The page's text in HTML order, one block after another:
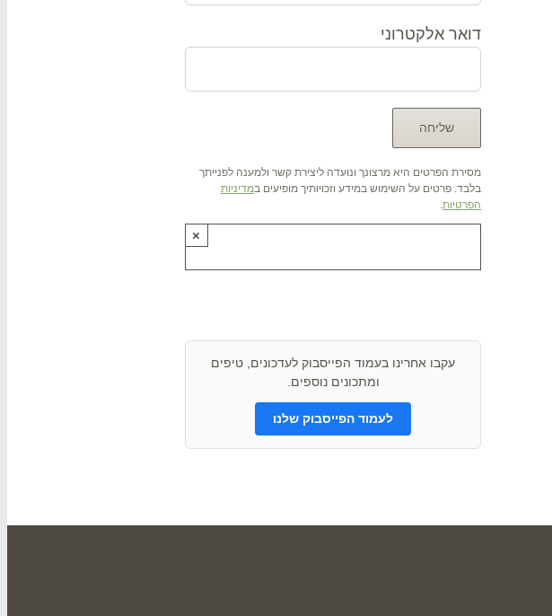
דואר אלקטרוני
מסירת הפרטים היא מרצונך ונועדה ליצירת קשר ולמענה לפנייתך
בלבד. פרטים על השימוש במידע וזכויותיך מופיעים במדיניות
הפרטיות.
×
עקבו אחרינו בעמוד הפייסבוק לעדכונים, טיפים
ומתכונים נוספים.
לעמוד הפייסבוק שלנו